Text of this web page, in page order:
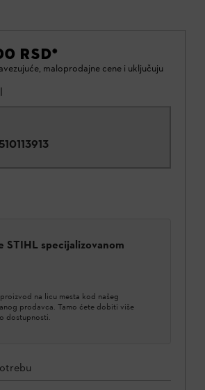
RSD*
maloprodajne cene i uključuju
STIHL specijalizovanom
na licu mesta kod našeg
prodavca. Tamo ćete dobiti više
dostupnosti.